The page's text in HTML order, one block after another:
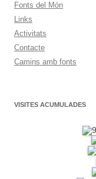
Fonts del Món
Links
Activitats
Contacte
Camins amb fonts
VISITES ACUMULADES